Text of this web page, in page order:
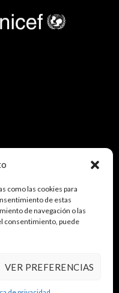
como las cookies para
de estas
de navegación o las
consentimiento, puede
VER PREFERENCIAS